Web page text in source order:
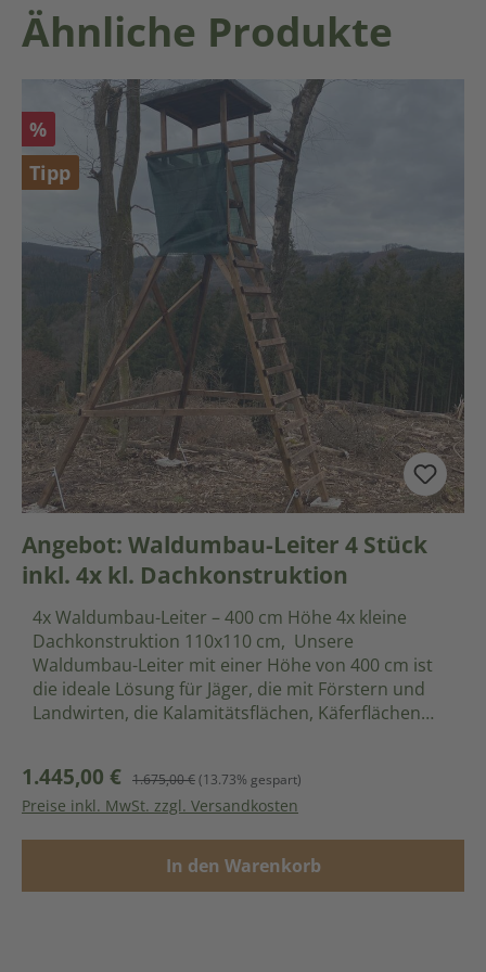
Produktgalerie überspringen
Ähnliche Produkte
Rabatt
%
Tipp
Angebot: Waldumbau-Leiter 4 Stück
inkl. 4x kl. Dachkonstruktion
4x Waldumbau-Leiter – 400 cm Höhe 4x kleine
Dachkonstruktion 110x110 cm, Unsere
Waldumbau-Leiter mit einer Höhe von 400 cm ist
die ideale Lösung für Jäger, die mit Förstern und
Landwirten, die Kalamitätsflächen, Käferflächen
Position zur Wildschadensverhütung im Wald und
auf Wiesen. Produktmerkmale: Effektive
hilft dabei, Verbissschäden durch Rot- und Rehwild
sowie Grünlandschäden durch Schwarzwild zu
Verkaufspreis:
1.445,00 € Regulärer Preis:
1.675,00 €(13.73% gespart)
Preise inkl. MwSt. zzgl. Versandkosten
In den Warenkorb